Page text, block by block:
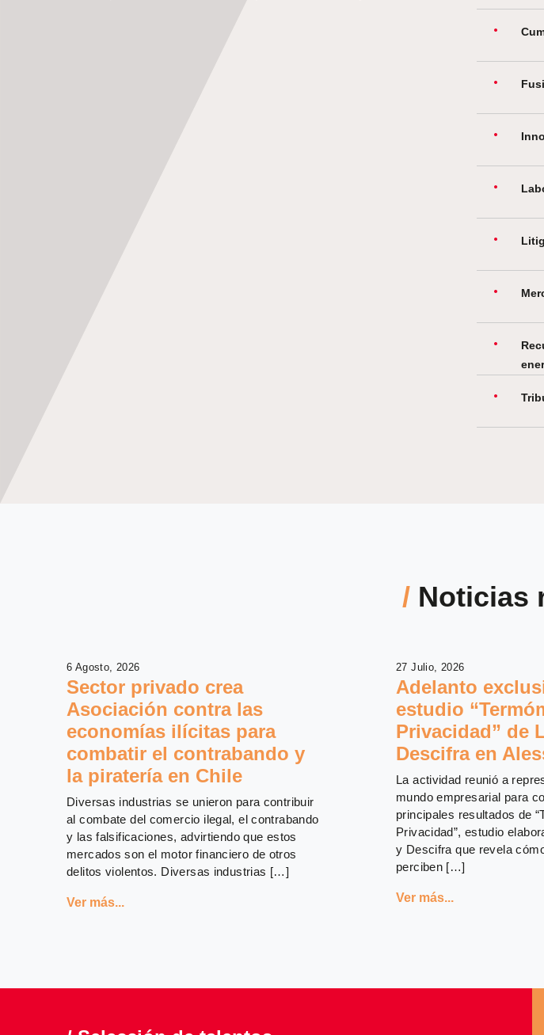
/ Noticias
6 Agosto, 2026
Sector privado crea
Asociación contra las
economías ilícitas para
combatir el contrabando y
la piratería en Chile
Diversas industrias se unieron para contribuir
al combate del comercio ilegal, el contrabando
y las falsificaciones, advirtiendo que estos
mercados son el motor financiero de otros
delitos violentos. Diversas industrias […]
Ver más...
27 Julio, 2026
Adelanto
estudio
Privacidad” de
Descifra en
La actividad reunió a
mundo empresarial para
principales resultados de
Privacidad”, estudio
y Descifra que revela
perciben […]
Ver más...